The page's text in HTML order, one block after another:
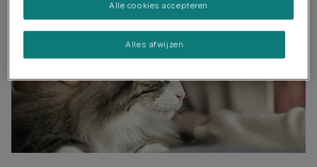
Alles afwijzen
Alle cookies accepteren